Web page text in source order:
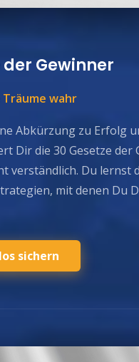
der Gewinner
Träume wahr
Abkürzung zu Erfolg
Dir die 30 Gesetze der
verständlich. Du lernst
mit denen Du
sichern